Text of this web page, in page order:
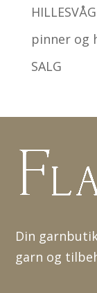
HILLESVÅG
pinner og
SALG
Din
garn og